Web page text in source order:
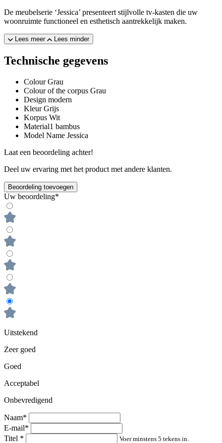
De meubelserie ‘Jessica’ presenteert stijlvolle tv-kasten die uw
woonruimte functioneel en esthetisch aantrekkelijk maken.
Lees meer Lees minder
Technische gegevens
Colour Grau
Colour of the corpus Grau
Design modern
Kleur Grijs
Korpus Wit
Material1 bambus
Model Name Jessica
Laat een beoordeling achter!
Deel uw ervaring met het product met andere klanten.
Beoordeling toevoegen
Uw beoordeling*
Uitstekend
Zeer goed
Goed
Acceptabel
Onbevredigend
Naam*
E-mail*
Titel * Voer minstens 5 tekens in.